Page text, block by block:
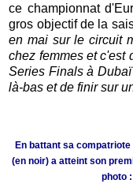
ce championnat
gros objectif de la
en mai sur le circuit
chez femmes et c'est
Series Finals à
là-bas et de finir sur
En battant sa
(en noir) a atteint son
photo :